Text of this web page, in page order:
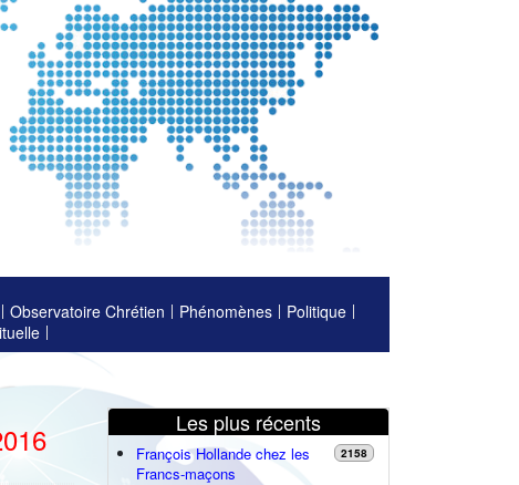
Observatoire Chrétien Phénomènes
Politique
Les plus récents
François Hollande chez les
Francs-maçons
2158